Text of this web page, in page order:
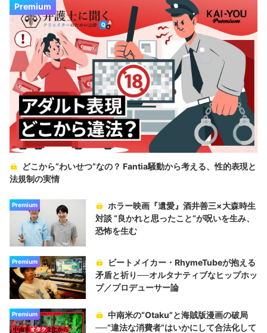
Premium
どこから“わいせつ”なの？ Fantia騒動から考える、性的表現と
法規制の実情
Premium
ホラー映画『遺愛』酒井善三×大森時生
対談 “良かれと思ったこと“が呪いを生み、
恐怖を生む
Premium
ビートメイカー・RhymeTubeが抱える
矛盾と祈り──オルタナティブなヒップホッ
プ／プロデューサー論
Premium
中南米の“Otaku”と海賊版漫画の破局
──“違法な消費者”はいかにして合法化して